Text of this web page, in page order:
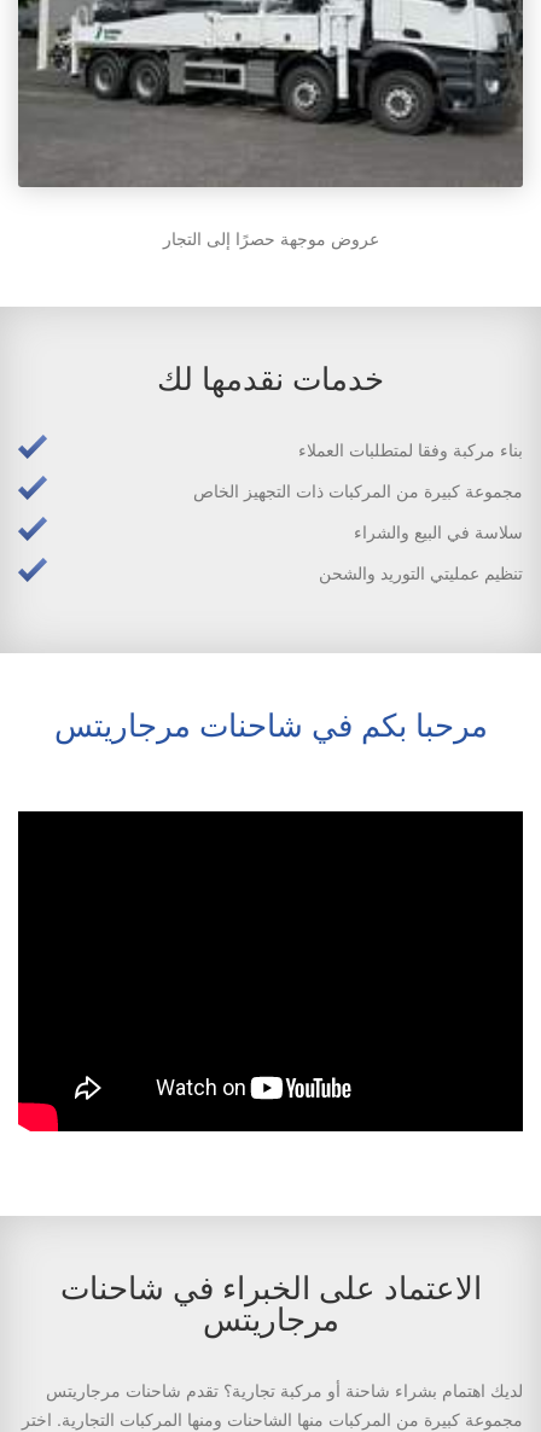
عروض موجهة حصرًا إلى التجار
خدمات نقدمها لك
بناء مركبة وفقا لمتطلبات العملاء
مجموعة كبيرة من المركبات ذات التجهيز الخاص
سلاسة في البيع والشراء
تنظيم عمليتي التوريد والشحن
مرحبا بكم في شاحنات مرجاريتس
الاعتماد على الخبراء في شاحنات
مرجاريتس
لديك اهتمام بشراء شاحنة أو مركبة تجارية؟ تقدم شاحنات مرجاريتس
مجموعة كبيرة من المركبات منها الشاحنات ومنها المركبات التجارية. اختر